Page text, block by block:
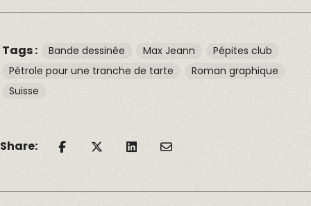
Tags : Bande dessinée Max Jeann
Pépites club
Pétrole pour une tranche de tarte
Roman graphique
Suisse
Share: